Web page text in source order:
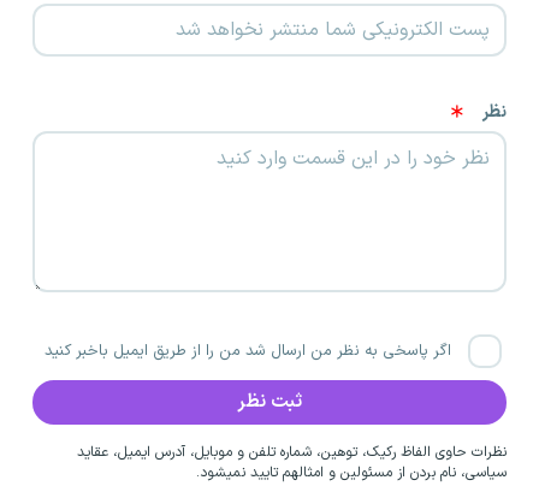
نظر
اگر پاسخی به نظر من ارسال شد من را از طریق ایمیل باخبر کنید
نظرات حاوی الفاظ رکیک، توهین، شماره تلفن و موبایل، آدرس ایمیل، عقاید
سیاسی، نام بردن از مسئولین و امثالهم تایید نمیشود.